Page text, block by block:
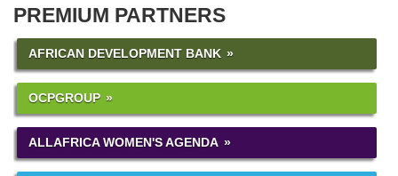
PREMIUM PARTNERS
AFRICAN DEVELOPMENT BANK
OCPGROUP
ALLAFRICA WOMEN'S AGENDA